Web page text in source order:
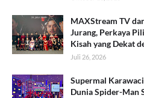
MAXStream TV
Jurang, Perkaya
Kisah yang Dekat
Juli 26, 2026
Supermal
Dunia Spider-Man